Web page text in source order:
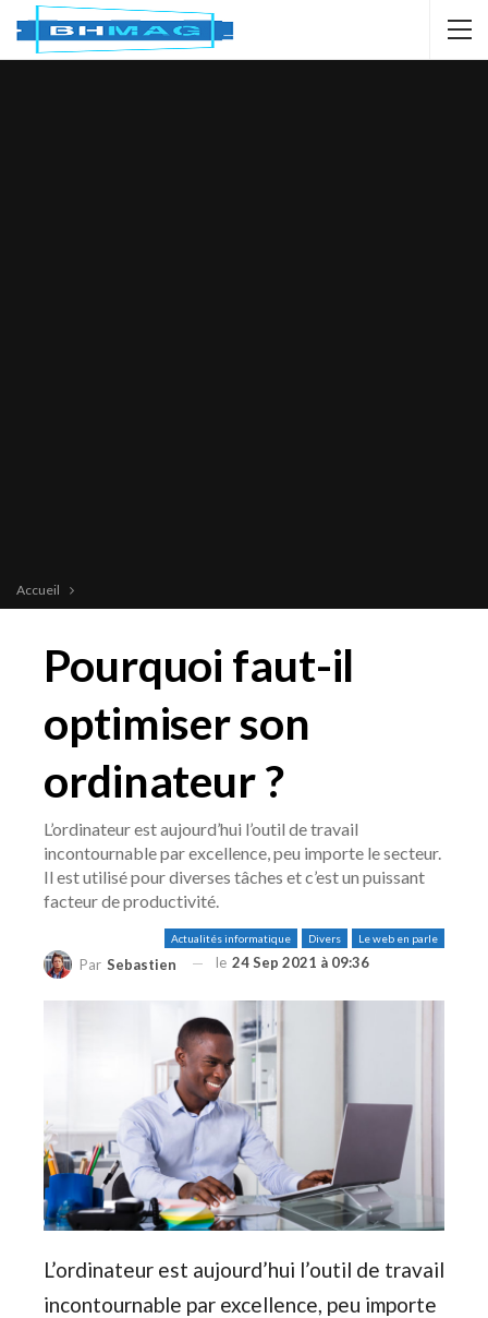
Accueil
Pourquoi faut-il
optimiser son
ordinateur ?
L’ordinateur est aujourd’hui l’outil de travail
incontournable par excellence, peu importe le secteur.
Il est utilisé pour diverses tâches et c’est un puissant
facteur de productivité.
Actualités informatique Divers Le web en parle
Par Sebastien le 24 Sep 2021 à 09:36
L’ordinateur est aujourd’hui l’outil de travail
incontournable par excellence, peu importe